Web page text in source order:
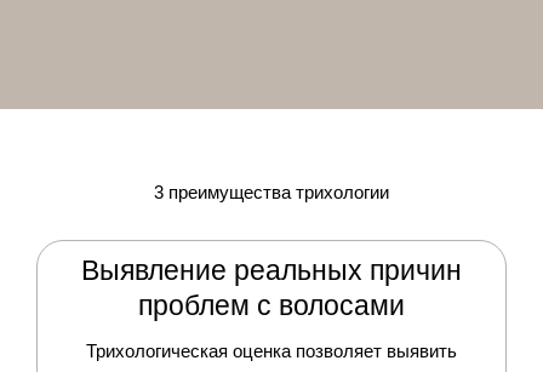
3 преимущества трихологии
Выявление реальных причин
проблем с волосами
Трихологическая оценка позволяет выявить